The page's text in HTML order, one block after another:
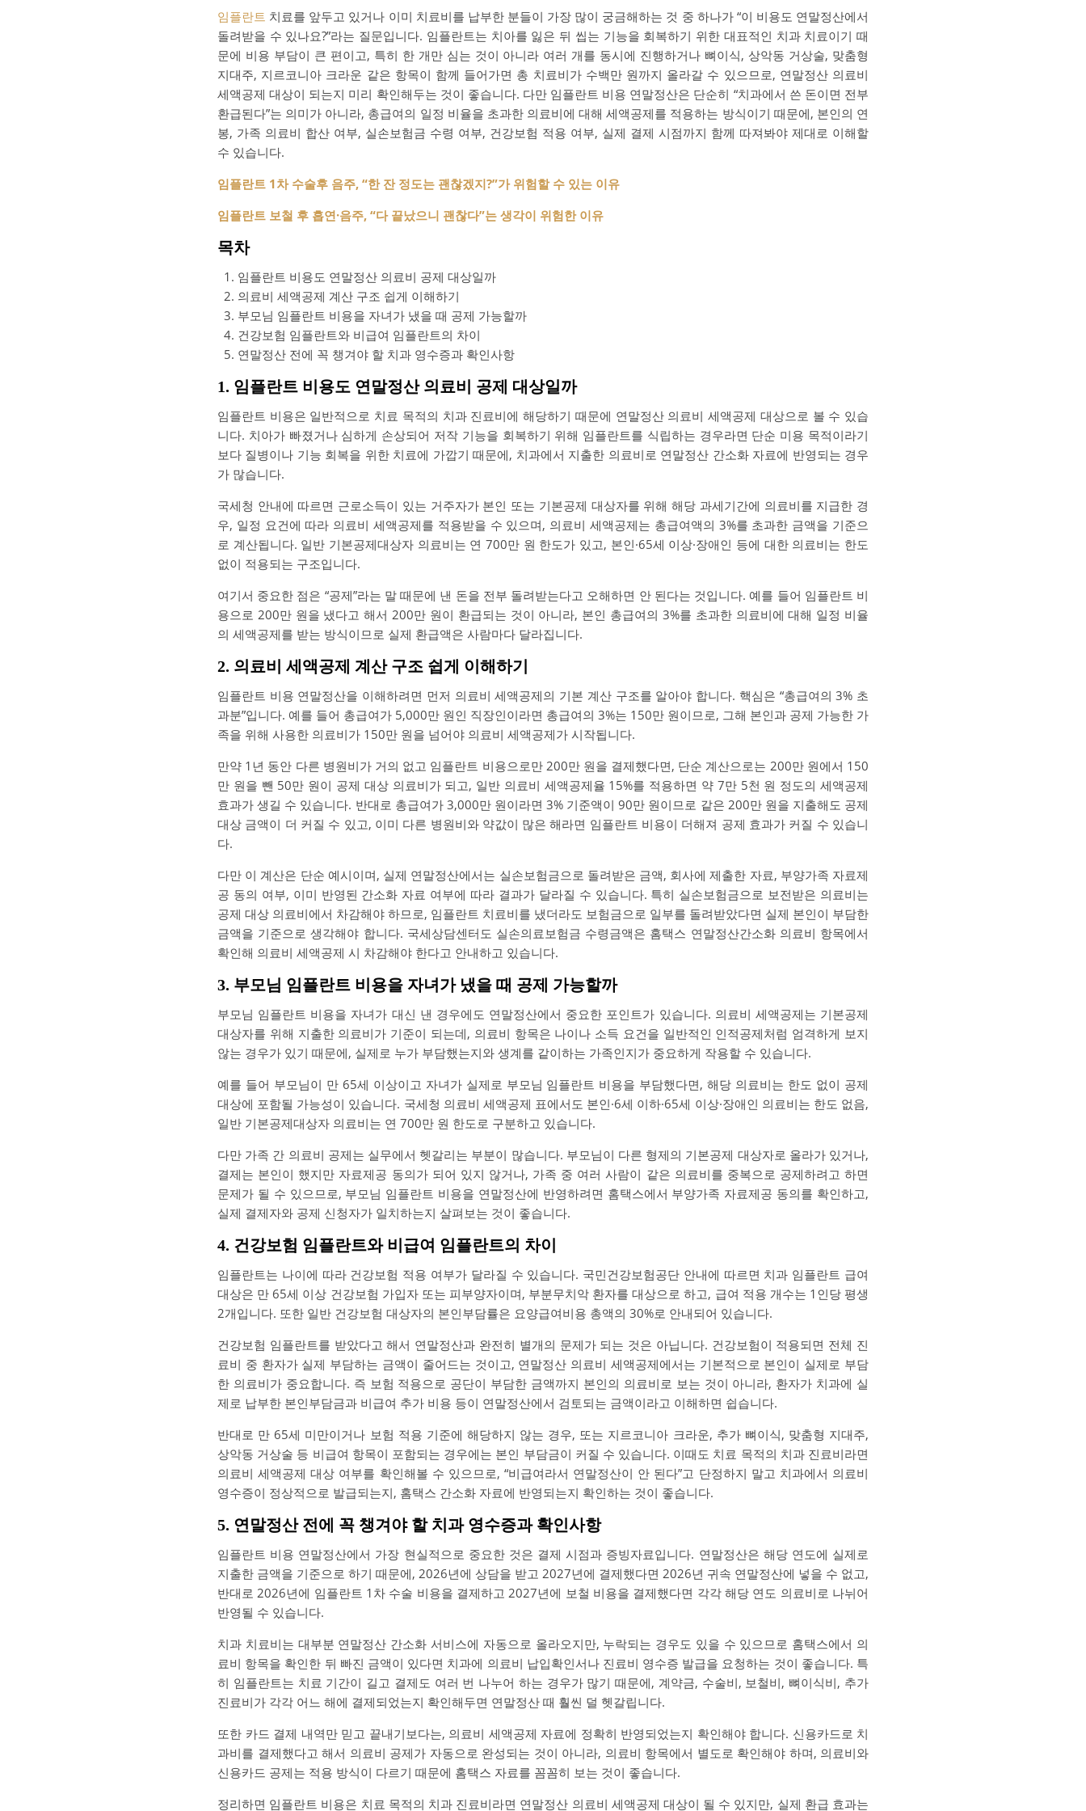
임플란트 치료를 앞두고 있거나 이미 치료비를 납부한 분들이 가장 많이 궁금해하는 것 중 하나가 “이 비용도 연말정산에서
돌려받을 수 있나요?”라는 질문입니다. 임플란트는 치아를 잃은 뒤 씹는 기능을 회복하기 위한 대표적인 치과 치료이기 때
문에 비용 부담이 큰 편이고, 특히 한 개만 심는 것이 아니라 여러 개를 동시에 진행하거나 뼈이식, 상악동 거상술, 맞춤형
지대주, 지르코니아 크라운 같은 항목이 함께 들어가면 총 치료비가 수백만 원까지 올라갈 수 있으므로, 연말정산 의료비
세액공제 대상이 되는지 미리 확인해두는 것이 좋습니다. 다만 임플란트 비용 연말정산은 단순히 “치과에서 쓴 돈이면 전부
환급된다”는 의미가 아니라, 총급여의 일정 비율을 초과한 의료비에 대해 세액공제를 적용하는 방식이기 때문에, 본인의 연
봉, 가족 의료비 합산 여부, 실손보험금 수령 여부, 건강보험 적용 여부, 실제 결제 시점까지 함께 따져봐야 제대로 이해할
수 있습니다.
임플란트 1차 수술후 음주, “한 잔 정도는 괜찮겠지?”가 위험할 수 있는 이유
임플란트 보철 후 흡연·음주, “다 끝났으니 괜찮다”는 생각이 위험한 이유
목차
임플란트 비용도 연말정산 의료비 공제 대상일까
의료비 세액공제 계산 구조 쉽게 이해하기
부모님 임플란트 비용을 자녀가 냈을 때 공제 가능할까
건강보험 임플란트와 비급여 임플란트의 차이
연말정산 전에 꼭 챙겨야 할 치과 영수증과 확인사항
1. 임플란트 비용도 연말정산 의료비 공제 대상일까
임플란트 비용은 일반적으로 치료 목적의 치과 진료비에 해당하기 때문에 연말정산 의료비 세액공제 대상으로 볼 수 있습
니다. 치아가 빠졌거나 심하게 손상되어 저작 기능을 회복하기 위해 임플란트를 식립하는 경우라면 단순 미용 목적이라기
보다 질병이나 기능 회복을 위한 치료에 가깝기 때문에, 치과에서 지출한 의료비로 연말정산 간소화 자료에 반영되는 경우
가 많습니다.
국세청 안내에 따르면 근로소득이 있는 거주자가 본인 또는 기본공제 대상자를 위해 해당 과세기간에 의료비를 지급한 경
우, 일정 요건에 따라 의료비 세액공제를 적용받을 수 있으며, 의료비 세액공제는 총급여액의 3%를 초과한 금액을 기준으
로 계산됩니다. 일반 기본공제대상자 의료비는 연 700만 원 한도가 있고, 본인·65세 이상·장애인 등에 대한 의료비는 한도
없이 적용되는 구조입니다.
여기서 중요한 점은 “공제”라는 말 때문에 낸 돈을 전부 돌려받는다고 오해하면 안 된다는 것입니다. 예를 들어 임플란트 비
용으로 200만 원을 냈다고 해서 200만 원이 환급되는 것이 아니라, 본인 총급여의 3%를 초과한 의료비에 대해 일정 비율
의 세액공제를 받는 방식이므로 실제 환급액은 사람마다 달라집니다.
2. 의료비 세액공제 계산 구조 쉽게 이해하기
임플란트 비용 연말정산을 이해하려면 먼저 의료비 세액공제의 기본 계산 구조를 알아야 합니다. 핵심은 “총급여의 3% 초
과분”입니다. 예를 들어 총급여가 5,000만 원인 직장인이라면 총급여의 3%는 150만 원이므로, 그해 본인과 공제 가능한 가
족을 위해 사용한 의료비가 150만 원을 넘어야 의료비 세액공제가 시작됩니다.
만약 1년 동안 다른 병원비가 거의 없고 임플란트 비용으로만 200만 원을 결제했다면, 단순 계산으로는 200만 원에서 150
만 원을 뺀 50만 원이 공제 대상 의료비가 되고, 일반 의료비 세액공제율 15%를 적용하면 약 7만 5천 원 정도의 세액공제
효과가 생길 수 있습니다. 반대로 총급여가 3,000만 원이라면 3% 기준액이 90만 원이므로 같은 200만 원을 지출해도 공제
대상 금액이 더 커질 수 있고, 이미 다른 병원비와 약값이 많은 해라면 임플란트 비용이 더해져 공제 효과가 커질 수 있습니
다.
다만 이 계산은 단순 예시이며, 실제 연말정산에서는 실손보험금으로 돌려받은 금액, 회사에 제출한 자료, 부양가족 자료제
공 동의 여부, 이미 반영된 간소화 자료 여부에 따라 결과가 달라질 수 있습니다. 특히 실손보험금으로 보전받은 의료비는
공제 대상 의료비에서 차감해야 하므로, 임플란트 치료비를 냈더라도 보험금으로 일부를 돌려받았다면 실제 본인이 부담한
금액을 기준으로 생각해야 합니다. 국세상담센터도 실손의료보험금 수령금액은 홈택스 연말정산간소화 의료비 항목에서
확인해 의료비 세액공제 시 차감해야 한다고 안내하고 있습니다.
3. 부모님 임플란트 비용을 자녀가 냈을 때 공제 가능할까
부모님 임플란트 비용을 자녀가 대신 낸 경우에도 연말정산에서 중요한 포인트가 있습니다. 의료비 세액공제는 기본공제
대상자를 위해 지출한 의료비가 기준이 되는데, 의료비 항목은 나이나 소득 요건을 일반적인 인적공제처럼 엄격하게 보지
않는 경우가 있기 때문에, 실제로 누가 부담했는지와 생계를 같이하는 가족인지가 중요하게 작용할 수 있습니다.
예를 들어 부모님이 만 65세 이상이고 자녀가 실제로 부모님 임플란트 비용을 부담했다면, 해당 의료비는 한도 없이 공제
대상에 포함될 가능성이 있습니다. 국세청 의료비 세액공제 표에서도 본인·6세 이하·65세 이상·장애인 의료비는 한도 없음,
일반 기본공제대상자 의료비는 연 700만 원 한도로 구분하고 있습니다.
다만 가족 간 의료비 공제는 실무에서 헷갈리는 부분이 많습니다. 부모님이 다른 형제의 기본공제 대상자로 올라가 있거나,
결제는 본인이 했지만 자료제공 동의가 되어 있지 않거나, 가족 중 여러 사람이 같은 의료비를 중복으로 공제하려고 하면
문제가 될 수 있으므로, 부모님 임플란트 비용을 연말정산에 반영하려면 홈택스에서 부양가족 자료제공 동의를 확인하고,
실제 결제자와 공제 신청자가 일치하는지 살펴보는 것이 좋습니다.
4. 건강보험 임플란트와 비급여 임플란트의 차이
임플란트는 나이에 따라 건강보험 적용 여부가 달라질 수 있습니다. 국민건강보험공단 안내에 따르면 치과 임플란트 급여
대상은 만 65세 이상 건강보험 가입자 또는 피부양자이며, 부분무치악 환자를 대상으로 하고, 급여 적용 개수는 1인당 평생
2개입니다. 또한 일반 건강보험 대상자의 본인부담률은 요양급여비용 총액의 30%로 안내되어 있습니다.
건강보험 임플란트를 받았다고 해서 연말정산과 완전히 별개의 문제가 되는 것은 아닙니다. 건강보험이 적용되면 전체 진
료비 중 환자가 실제 부담하는 금액이 줄어드는 것이고, 연말정산 의료비 세액공제에서는 기본적으로 본인이 실제로 부담
한 의료비가 중요합니다. 즉 보험 적용으로 공단이 부담한 금액까지 본인의 의료비로 보는 것이 아니라, 환자가 치과에 실
제로 납부한 본인부담금과 비급여 추가 비용 등이 연말정산에서 검토되는 금액이라고 이해하면 쉽습니다.
반대로 만 65세 미만이거나 보험 적용 기준에 해당하지 않는 경우, 또는 지르코니아 크라운, 추가 뼈이식, 맞춤형 지대주,
상악동 거상술 등 비급여 항목이 포함되는 경우에는 본인 부담금이 커질 수 있습니다. 이때도 치료 목적의 치과 진료비라면
의료비 세액공제 대상 여부를 확인해볼 수 있으므로, “비급여라서 연말정산이 안 된다”고 단정하지 말고 치과에서 의료비
영수증이 정상적으로 발급되는지, 홈택스 간소화 자료에 반영되는지 확인하는 것이 좋습니다.
5. 연말정산 전에 꼭 챙겨야 할 치과 영수증과 확인사항
임플란트 비용 연말정산에서 가장 현실적으로 중요한 것은 결제 시점과 증빙자료입니다. 연말정산은 해당 연도에 실제로
지출한 금액을 기준으로 하기 때문에, 2026년에 상담을 받고 2027년에 결제했다면 2026년 귀속 연말정산에 넣을 수 없고,
반대로 2026년에 임플란트 1차 수술 비용을 결제하고 2027년에 보철 비용을 결제했다면 각각 해당 연도 의료비로 나뉘어
반영될 수 있습니다.
치과 치료비는 대부분 연말정산 간소화 서비스에 자동으로 올라오지만, 누락되는 경우도 있을 수 있으므로 홈택스에서 의
료비 항목을 확인한 뒤 빠진 금액이 있다면 치과에 의료비 납입확인서나 진료비 영수증 발급을 요청하는 것이 좋습니다. 특
히 임플란트는 치료 기간이 길고 결제도 여러 번 나누어 하는 경우가 많기 때문에, 계약금, 수술비, 보철비, 뼈이식비, 추가
진료비가 각각 어느 해에 결제되었는지 확인해두면 연말정산 때 훨씬 덜 헷갈립니다.
또한 카드 결제 내역만 믿고 끝내기보다는, 의료비 세액공제 자료에 정확히 반영되었는지 확인해야 합니다. 신용카드로 치
과비를 결제했다고 해서 의료비 공제가 자동으로 완성되는 것이 아니라, 의료비 항목에서 별도로 확인해야 하며, 의료비와
신용카드 공제는 적용 방식이 다르기 때문에 홈택스 자료를 꼼꼼히 보는 것이 좋습니다.
정리하면 임플란트 비용은 치료 목적의 치과 진료비라면 연말정산 의료비 세액공제 대상이 될 수 있지만, 실제 환급 효과는